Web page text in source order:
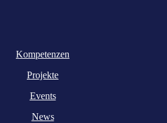
Kompetenzen
Projekte
Events
News